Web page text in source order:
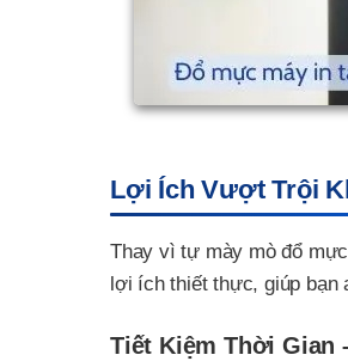
Lợi Ích Vượt Trội
Thay vì tự mày mò đổ
lợi ích thiết thực, giúp bạn
Tiết Kiệm Thời Gian